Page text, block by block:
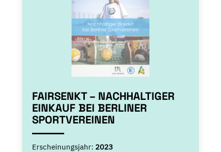
FAIRSENKT – NACHHALTIGER
EINKAUF BEI BERLINER
SPORTVEREINEN
Erscheinungsjahr: 2023